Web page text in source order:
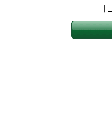
｜